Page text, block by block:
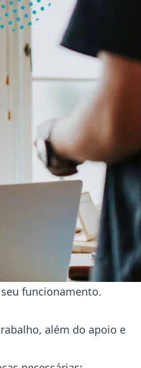
funcionamento.
além do apoio e